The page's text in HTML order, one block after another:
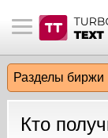
материалы
биржи
сообщения
по форуму
Разделы биржи
Кто